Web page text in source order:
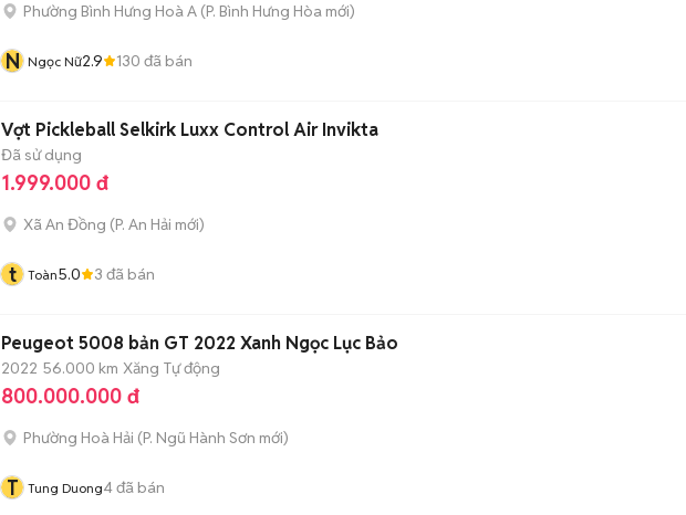
Phường Bình Hưng Hoà A (P. Bình Hưng Hòa mới)
N Ngọc Nữ2.9 130 đã bán
Vợt Pickleball Selkirk Luxx Control Air Invikta
Đã sử dụng
1.999.000 đ
Xã An Đồng (P. An Hải mới)
t Toàn5.0 3 đã bán
Peugeot 5008 bản GT 2022 Xanh Ngọc Lục Bảo
2022 56.000 km Xăng Tự động
800.000.000 đ
Phường Hoà Hải (P. Ngũ Hành Sơn mới)
T Tung Duong4đã bán